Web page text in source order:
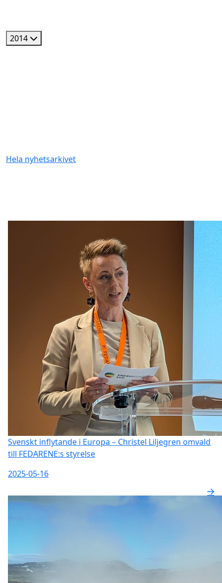
2014
Hela nyhetsarkivet
Svenskt inflytande i Europa – Christel Liljegren omvald
till FEDARENE:s styrelse
2025-05-16